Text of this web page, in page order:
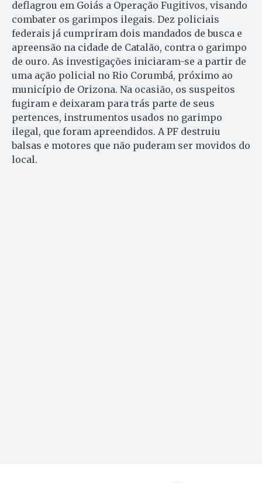
deflagrou em Goiás a Operação Fugitivos, visando
combater os garimpos ilegais. Dez policiais
federais já cumpriram dois mandados de busca e
apreensão na cidade de Catalão, contra o garimpo
de ouro. As investigações iniciaram-se a partir de
uma ação policial no Rio Corumbá, próximo ao
município de Orizona. Na ocasião, os suspeitos
fugiram e deixaram para trás parte de seus
pertences, instrumentos usados no garimpo
ilegal, que foram apreendidos. A PF destruiu
balsas e motores que não puderam ser movidos do
local.